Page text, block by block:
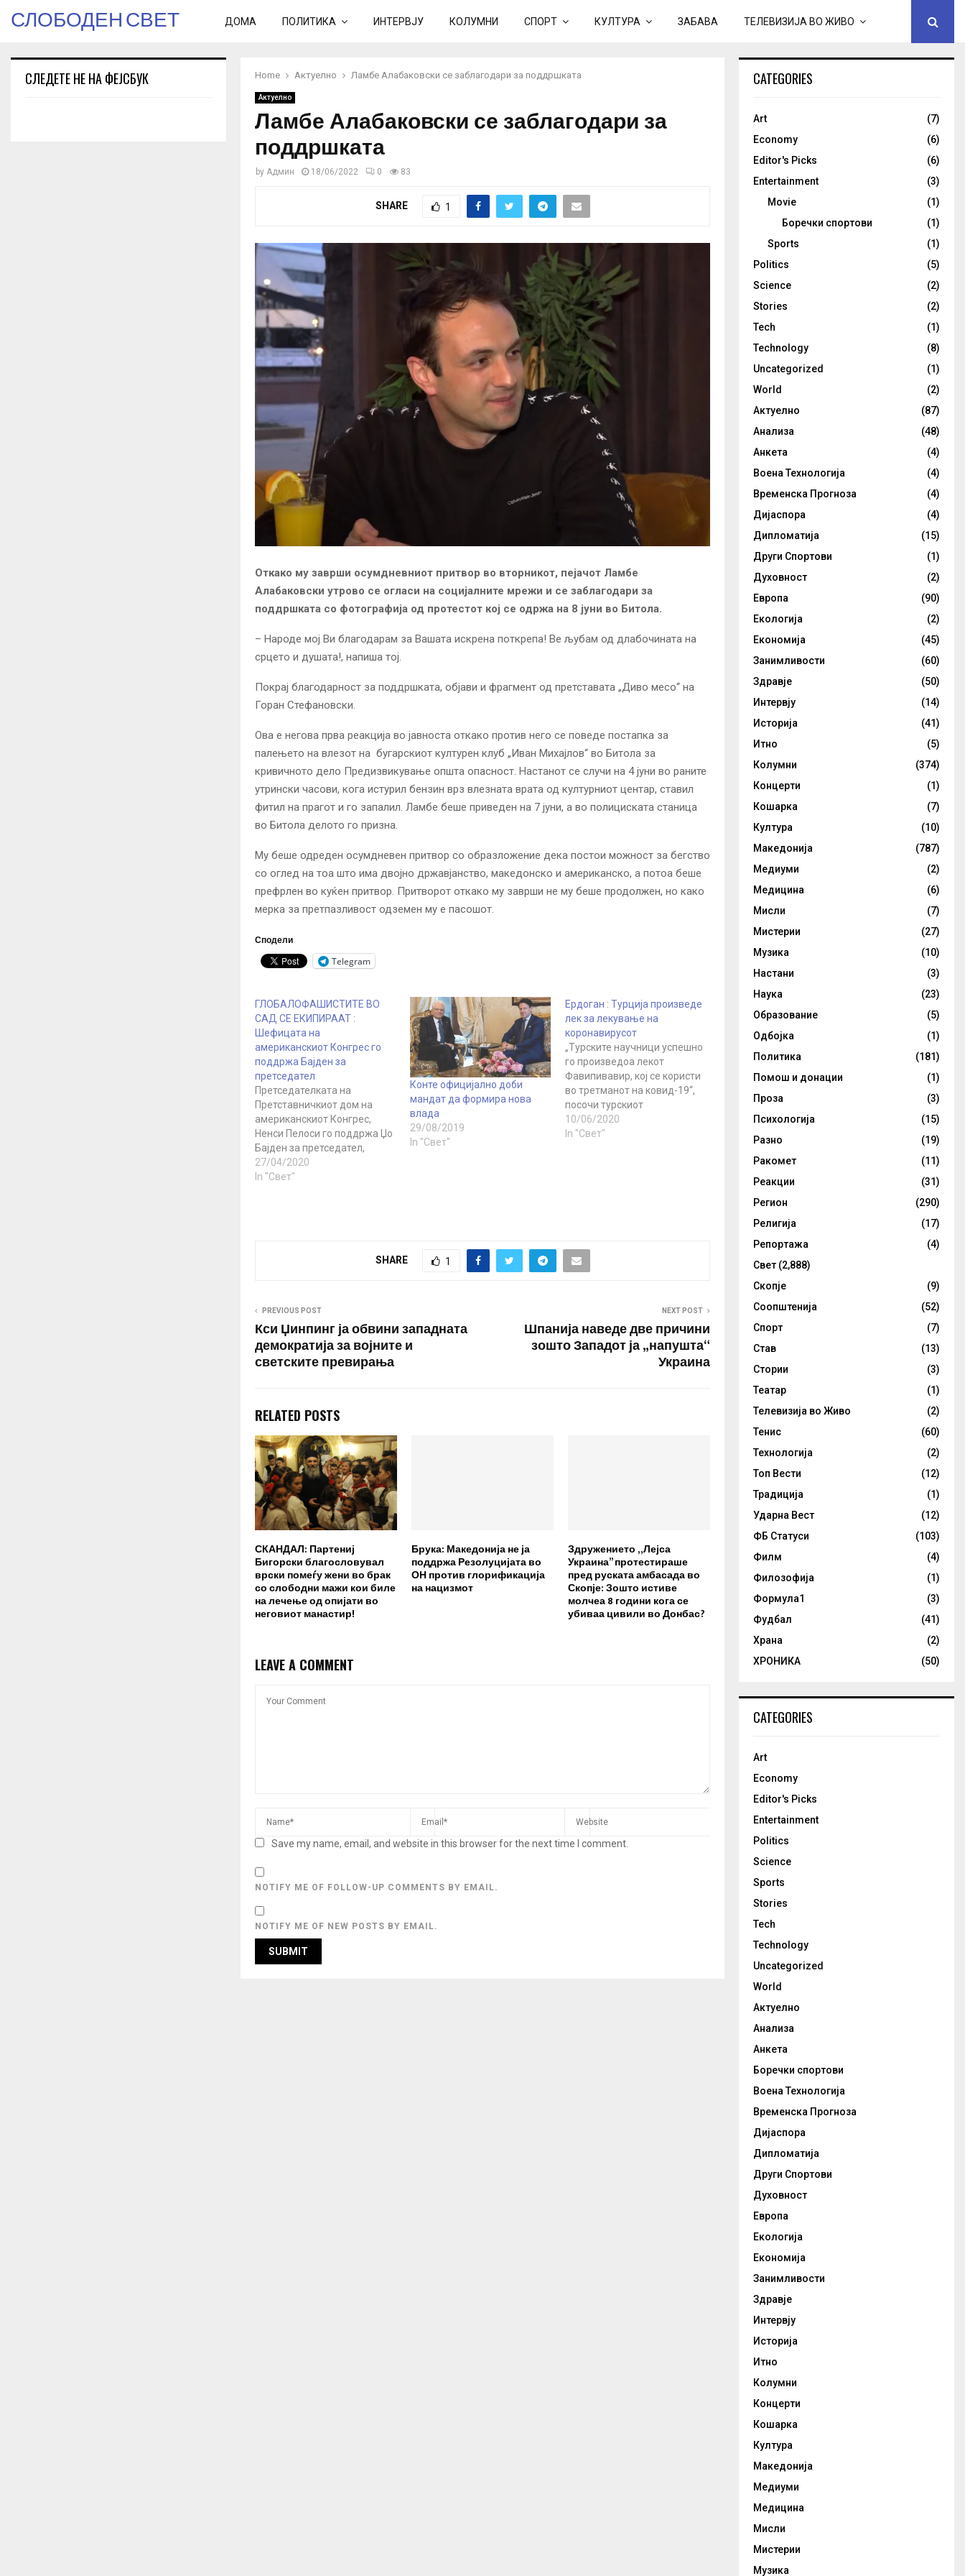
СЛОБОДЕН СВЕТ ДОМА ПОЛИТИКА ИНТЕРВЈУ КОЛУМНИ СПОРТ КУЛТУРА ЗАБАВА ТЕЛЕВИЗИЈА ВО ЖИВО
Home Актуелно Ламбе Алабаковски се заблагодари за поддршката
Актуелно
Ламбе Алабаковски се заблагодари за
поддршката
by Админ 18/06/2022 0 83
SHARE 1
Откако му заврши осумдневниот притвор во вторникот, пејачот Ламбе
Алабаковски утрово се огласи на социјалните мрежи и се заблагодари за
поддршката со фотографија од протестот кој се одржа на 8 јуни во Битола.
– Народе мој Ви благодарам за Вашата искрена поткрепа! Ве љубам од длабочината на
срцето и душата!, напиша тој.
Покрај благодарност за поддршката, објави и фрагмент од претставата „Диво месо“ на
Горан Стефановски.
Ова е негова прва реакција во јавноста откако против него се поведе постапка за
палењето на влезот на бугарскиот културен клуб „Иван Михајлов“ во Битола за
кривичното дело Предизвикување општа опасност. Настанот се случи на 4 јуни во раните
утрински часови, кога истурил бензин врз влезната врата од културниот центар, ставил
фитил на прагот и го запалил. Ламбе беше приведен на 7 јуни, а во полициската станица
во Битола делото го призна.
Му беше одреден осумдневен притвор со образложение дека постои можност за бегство
со оглед на тоа што има двојно државјанство, македонско и американско, а потоа беше
префрлен во куќен притвор. Притворот откако му заврши не му беше продолжен, но како
мерка за претпазливост одземен му е пасошот.
Сподели
Telegram
ГЛОБАЛОФАШИСТИТЕ ВО
САД СЕ ЕКИПИРААТ :
Шефицата на
американскиот Конгрес го
поддржа Бајден за
претседател
Претседателката на
Претставничкиот дом на
американскиот Конгрес,
Ненси Пелоси го поддржа Џо
Бајден за претседател,
придружувајќи им се на
голем број водечки
кандидатот за претседател
Бајден беше поддржан од…
27/04/2020
In "Свет"
Конте официјално доби
мандат да формира нова
влада
29/08/2019
In "Свет"
Ердоган : Турција произведе
лек за лекување на
коронавирусот
„Турските научници успешно
го произведоа лекот
Фавипивавир, кој се користи
во третманот на ковид-19“,
посочи турскиот
претседател Реџеп Таип
Ердоган. На 1 јуни, Турција ја
радио телевизија. Во
Турција…
10/06/2020
In "Свет"
SHARE 1
PREVIOUS POST
Кси Џинпинг ја обвини западната
демократија за војните и
светските превирања
NEXT POST
Шпанија наведе две причини
зошто Западот ја „напушта“
Украина
RELATED POSTS
СКАНДАЛ: Партениј
Бигорски благословувал
врски помеѓу жени во брак
со слободни мажи кои биле
на лечење од опијати во
неговиот манастир!
Брука: Македонија не ја
поддржа Резолуцијата во
ОН против глорификација
на нацизмот
Здружението „Лејса
Украина” протестираше
пред руската амбасада во
Скопје: Зошто истиве
молчеа 8 години кога се
убиваа цивили во Донбас?
LEAVE A COMMENT
Save my name, email, and website in this browser for the next time I comment.
NOTIFY ME OF FOLLOW-UP COMMENTS BY EMAIL.
NOTIFY ME OF NEW POSTS BY EMAIL.
СЛЕДЕТЕ НЕ НА ФЕЈСБУК CATEGORIES
Art
(7)
Economy
(6)
Editor's Picks
(6)
Entertainment
(3)
Movie
(1)
Боречки спортови
(1)
Sports
(1)
Politics
(5)
Science
(2)
Stories
(2)
Tech
(1)
Technology
(8)
Uncategorized
(1)
World
(2)
Актуелно
(87)
Анализа
(48)
Анкета
(4)
Воена Технологија
(4)
Временска Прогноза
(4)
Дијаспора
(4)
Дипломатија
(15)
Други Спортови
(1)
Духовност
(2)
Европа
(90)
Екологија
(2)
Економија
(45)
Занимливости
(60)
Здравје
(50)
Интервју
(14)
Историја
(41)
Итно
(5)
Колумни
(374)
Концерти
(1)
Кошарка
(7)
Култура
(10)
Македонија
(787)
Медиуми
(2)
Медицина
(6)
Мисли
(7)
Мистерии
(27)
Музика
(10)
Настани
(3)
Наука
(23)
Образование
(5)
Одбојка
(1)
Политика
(181)
Помош и донации
(1)
Проза
(3)
Психологија
(15)
Разно
(19)
Ракомет
(11)
Реакции
(31)
Регион
(290)
Религија
(17)
Репортажа
(4)
Свет (2,888)
Скопје
(9)
Соопштенија
(52)
Спорт
(7)
Став
(13)
Стории
(3)
Театар
(1)
Телевизија во Живо
(2)
Тенис
(60)
Технологија
(2)
Топ Вести
(12)
Традиција
(1)
Ударна Вест
(12)
ФБ Статуси
(103)
Филм
(4)
Филозофија
(1)
Формула1
(3)
Фудбал
(41)
Храна
(2)
ХРОНИКА
(50)
CATEGORIES
Art
Economy
Editor's Picks
Entertainment
Politics
Science
Sports
Stories
Tech
Technology
Uncategorized
World
Актуелно
Анализа
Анкета
Боречки спортови
Воена Технологија
Временска Прогноза
Дијаспора
Дипломатија
Други Спортови
Духовност
Европа
Екологија
Економија
Занимливости
Здравје
Интервју
Историја
Итно
Колумни
Концерти
Кошарка
Култура
Македонија
Медиуми
Медицина
Мисли
Мистерии
Музика